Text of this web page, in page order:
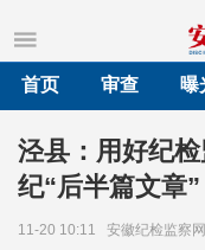
首页
审查 曝
泾县：用好纪
纪“后半篇文章”
11-20 10:11 安徽纪检监察网